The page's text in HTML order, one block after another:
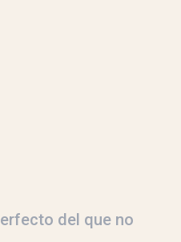
del que no